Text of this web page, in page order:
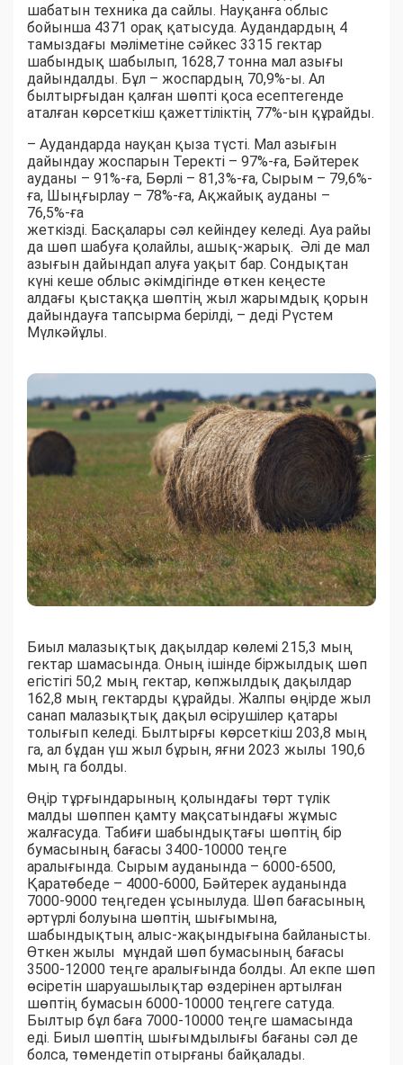
шабатын техника да сайлы. Науқанға облыс
бойынша 4371 орақ қатысуда. Аудандардың 4
тамыздағы мәліметіне сәйкес 3315 гектар
шабындық шабылып, 1628,7 тонна мал азығы
дайындалды. Бұл – жоспардың 70,9%-ы. Ал
былтырғыдан қалған шөпті қоса есептегенде
аталған көрсеткіш қажеттіліктің 77%-ын құрайды.
– Аудандарда науқан қыза түсті. Мал азығын
дайындау жоспарын Теректі – 97%-ға, Бәйтерек
ауданы – 91%-ға, Бөрлі – 81,3%-ға, Сырым – 79,6%-
ға, Шыңғырлау – 78%-ға, Ақжайық ауданы –
76,5%-ға
жеткізді. Басқалары сәл кейіндеу келеді. Ауа райы
да шөп шабуға қолайлы, ашық-жарық. Әлі де мал
азығын дайындап алуға уақыт бар. Сондықтан
күні кеше облыс әкімдігінде өткен кеңесте
алдағы қыстаққа шөптің жыл жарымдық қорын
дайындауға тапсырма берілді, – деді Рүстем
Мүлкәйұлы.
Биыл малазықтық дақылдар көлемі 215,3 мың
гектар шамасында. Оның ішінде біржылдық шөп
егістігі 50,2 мың гектар, көпжылдық дақылдар
162,8 мың гектарды құрайды. Жалпы өңірде жыл
санап малазықтық дақыл өсірушілер қатары
толығып келеді. Былтырғы көрсеткіш 203,8 мың
га, ал бұдан үш жыл бұрын, яғни 2023 жылы 190,6
мың га болды.
Өңір тұрғындарының қолындағы төрт түлік
малды шөппен қамту мақсатындағы жұмыс
жалғасуда. Табиғи шабындықтағы шөптің бір
бумасының бағасы 3400-10000 теңге
аралығында. Сырым ауданында – 6000-6500,
Қаратөбеде – 4000-6000, Бәйтерек ауданында
7000-9000 теңгеден ұсынылуда. Шөп бағасының
әртүрлі болуына шөптің шығымына,
шабындықтың алыс-жақындығына байланысты.
Өткен жылы мұндай шөп бумасының бағасы
3500-12000 теңге аралығында болды. Ал екпе шөп
өсіретін шаруашылықтар өздерінен артылған
шөптің бумасын 6000-10000 теңгеге сатуда.
Былтыр бұл баға 7000-10000 теңге шамасында
еді. Биыл шөптің шығымдылығы бағаны сәл де
болса, төмендетіп отырғаны байқалады.